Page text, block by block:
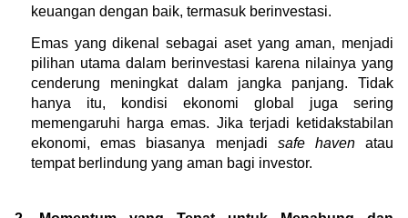
keuangan dengan baik, termasuk berinvestasi.
Emas yang dikenal sebagai aset yang aman, menjadi
pilihan utama dalam berinvestasi karena nilainya yang
cenderung meningkat dalam jangka panjang. Tidak
hanya itu, kondisi ekonomi global juga sering
memengaruhi harga emas. Jika terjadi ketidakstabilan
ekonomi, emas biasanya menjadi safe haven atau
tempat berlindung yang aman bagi investor.